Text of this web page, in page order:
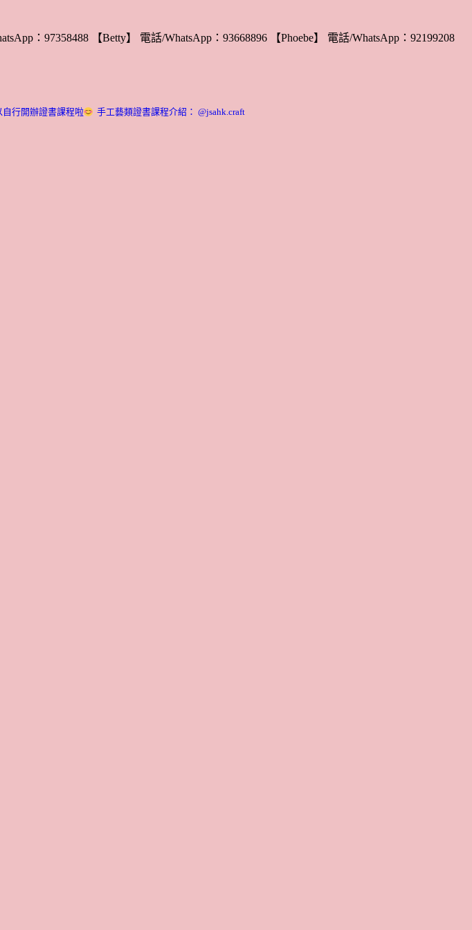
：97358488 【Betty】 電話/WhatsApp：93668896 【Phoebe】 電話/WhatsApp：92199208
行開辦證書課程啦 手工藝類證書課程介紹： @jsahk.craft